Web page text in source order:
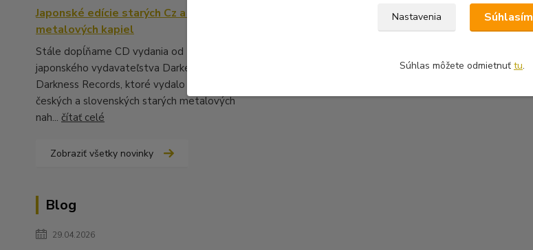
Japonské edície starých Cz a Sk
metalových kapiel
Stále dopĺňame CD vydania od
japonského vydavateľstva Darker Than
Darkness Records, ktoré vydalo množstvo
českých a slovenských starých metalových
nah... čítať celé
Zobraziť všetky novinky
Blog
29.04.2026
Nastavenia Súhlasím
Súhlas môžete odmietnuť tu.